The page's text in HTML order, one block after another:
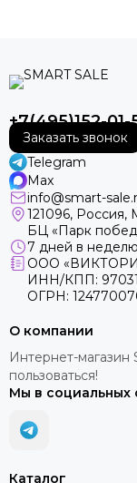
+7(495)152-01-
Заказать звонок
Telegram
Max
info@smart-
121096, Россия,
БЦ «Парк
7 дней в
ООО
ИНН/КПП:
ОГРН:
Каталог
О компании
Интернет-магазин
пользоваться!
Мы в социальных